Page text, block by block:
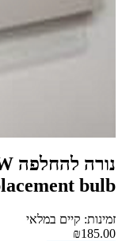
bulb
זמינות: קיים במלאי
₪185.00